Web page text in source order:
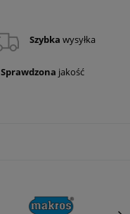
Szybka wysyłka
Sprawdzona jakość